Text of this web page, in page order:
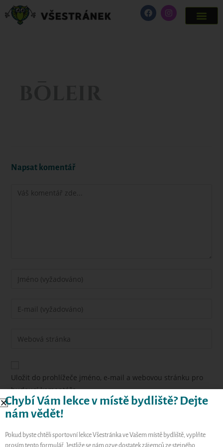
Napsat komentář
Uložit do prohlížeče jméno, e-mail a webovou stránku pro
budoucí komentáře.
Chybí Vám lekce v místě bydliště? Dejte
nám vědět!
Pokud byste chtěli sportovní lekce Všestránka ve Vašem místě bydliště, vyplňte
prosím tento formulář. Jestliže se nám ozve dostatek zájemců ze stejného